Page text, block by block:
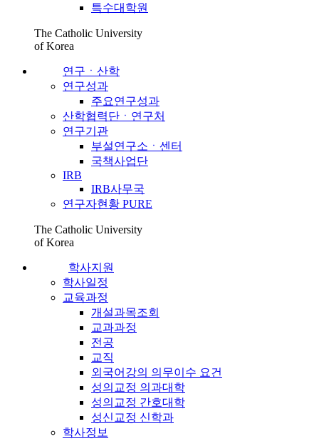
특수대학원
The Catholic University
of Korea
연구ㆍ산학
연구성과
주요연구성과
산학협력단ㆍ연구처
연구기관
부설연구소ㆍ센터
국책사업단
IRB
IRB사무국
연구자현황 PURE
The Catholic University
of Korea
학사지원
학사일정
교육과정
개설과목조회
교과과정
전공
교직
외국어강의 의무이수 요건
성의교정 의과대학
성의교정 간호대학
성신교정 신학과
학사정보